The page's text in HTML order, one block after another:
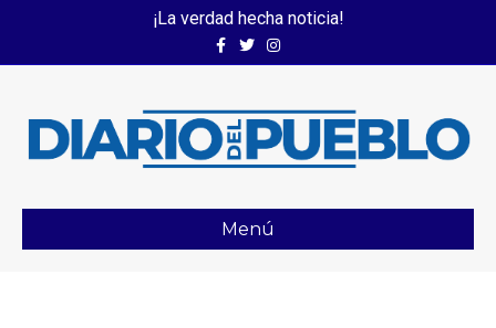
¡La verdad hecha noticia!
FacebookTwitterInstagram
Menú